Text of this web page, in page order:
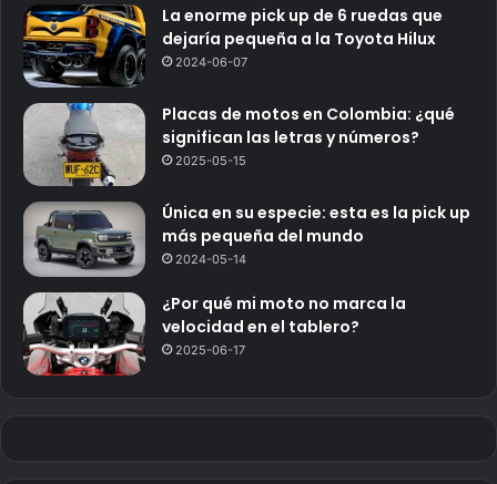
La enorme pick up de 6 ruedas que
dejaría pequeña a la Toyota Hilux
2024-06-07
Placas de motos en Colombia: ¿qué
significan las letras y números?
2025-05-15
Única en su especie: esta es la pick up
más pequeña del mundo
2024-05-14
¿Por qué mi moto no marca la
velocidad en el tablero?
2025-06-17